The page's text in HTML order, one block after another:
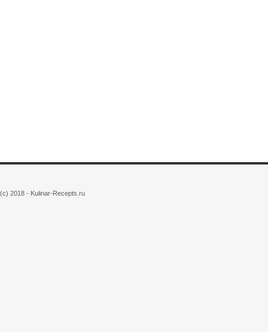
(c) 2018 - Kulinar-Recepts.ru